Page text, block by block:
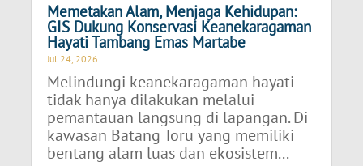
Memetakan Alam, Menjaga Kehidupan:
GIS Dukung Konservasi Keanekaragaman
Hayati Tambang Emas Martabe
Jul 24, 2026
Melindungi keanekaragaman hayati
tidak hanya dilakukan melalui
pemantauan langsung di lapangan. Di
kawasan Batang Toru yang memiliki
bentang alam luas dan ekosistem...